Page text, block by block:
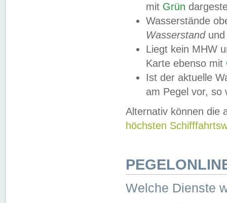
mit Grün
Wasserstände
Wasserstandund
Liegt kein MHW
Karte ebenso mit
Ist der aktuelle
am Pegel vor,
Alternativ können die
höchsten
Welche Dienste